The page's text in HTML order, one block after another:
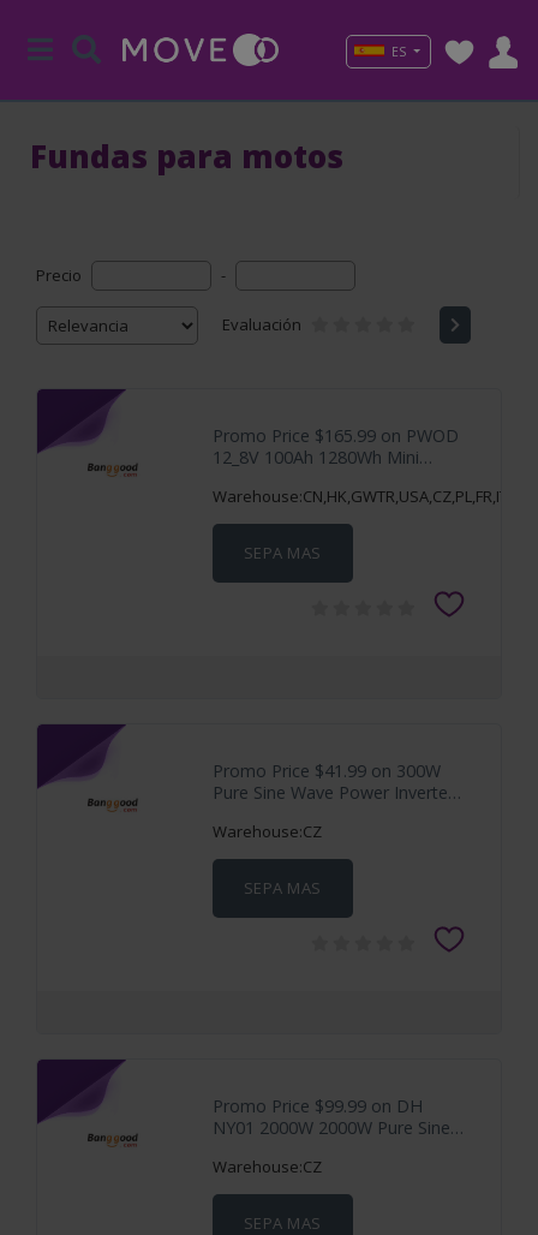
ES
Fundas para motos
Precio -
Evaluación
Promo Price $165.99 on PWOD
12_8V 100Ah 1280Wh Mini
SEPA MAS
Promo Price $41.99 on 300W
Pure Sine Wave Power Inverter
Warehouse:CZ
SEPA MAS
Promo Price $99.99 on DH
NY01 2000W 2000W Pure Sine
Warehouse:CZ
SEPA MAS